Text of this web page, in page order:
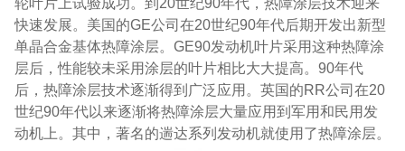
轮叶片上试验成功。到 20世纪90年代，热障涂层技术迎来
快速发展。美国的GE公司在20世纪90年代后期开发出新型
单晶合金基体热障涂层。 GE90发动机叶片采用这种热障涂
层后，性能较未采用涂层的叶片相比大大提高。 90年代
后，热障涂层技术逐渐得到广泛应用。英国的RR公司在20
世纪90年代以来逐渐将热障涂层大量应用到军用和民用发
动机上。其中，著名的遄达系列发动机就使用了热障涂层。